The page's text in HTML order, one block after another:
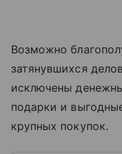
Возможно
затянувшихся
исключены
подарки и
крупных покупок.